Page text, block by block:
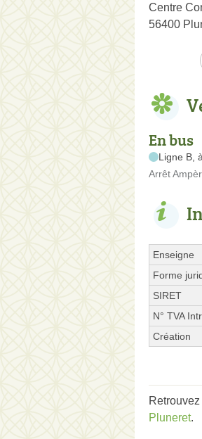
Centre
56400
En bus
Ligne B,
Arrêt
Enseigne
Forme
SIRET
N° TVA
Création
Pluneret.